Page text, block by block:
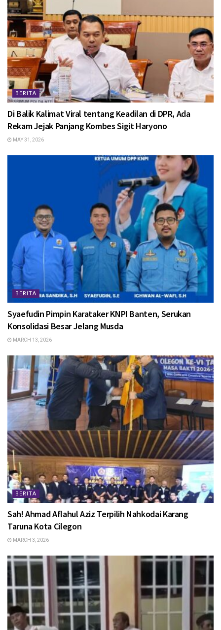
BERITA
Di Balik Kalimat Viral tentang Keadilan di DPR, Ada
Rekam Jejak Panjang Kombes Sigit Haryono
MAY 31, 2026
BERITA
Syaefudin Pimpin Karataker KNPI Banten, Serukan
Konsolidasi Besar Jelang Musda
MARCH 13, 2026
BERITA
Sah! Ahmad Aflahul Aziz Terpilih Nahkodai Karang
Taruna Kota Cilegon
MARCH 3, 2026